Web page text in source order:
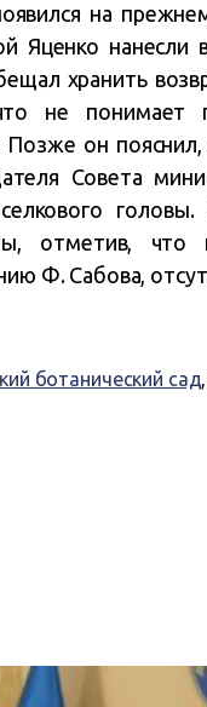
на
Яценко
хранить
не
он пояснил,
Совета
отметив, что
Ф. Сабова,
ботанический сад,